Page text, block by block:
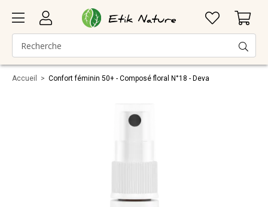
Accueil > Confort féminin 50+ - Composé floral N°18 - Deva